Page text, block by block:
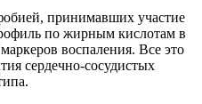
принимавших участие
по жирным кислотам в
воспаления. Все это
сердечно-сосудистых